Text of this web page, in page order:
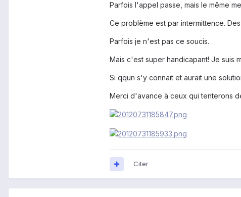
Parfois l'appel passe, mais le même
Ce problème est par intermittence.
Parfois je n'est pas ce soucis.
Mais c'est super handicapant! Je suis
Si qqun s'y connait et aurait une
Merci d'avance à ceux qui tenterons
Citer